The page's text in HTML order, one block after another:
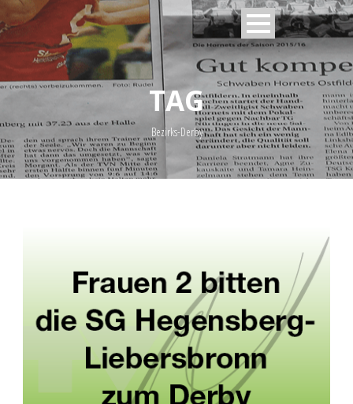
TAG
Bezirks-Derby